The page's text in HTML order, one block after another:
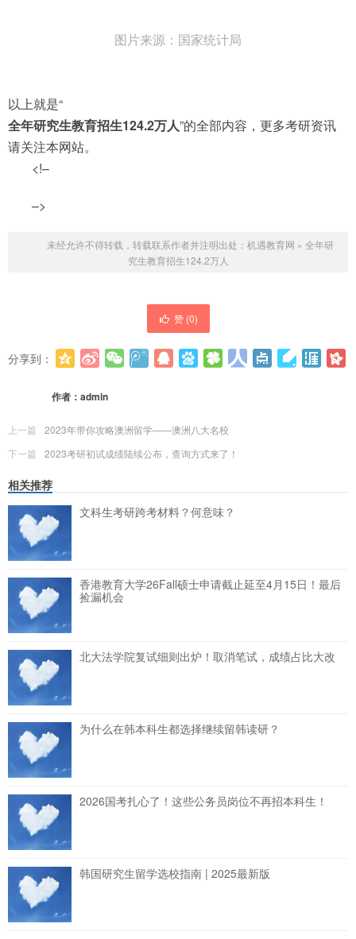
图片来源：国家统计局
以上就是“
全年研究生教育招生124.2万人”的全部内容，更多考研资讯
请关注本网站。
<!–
–>
未经允许不得转载，转载联系作者并注明出处： 机遇教育网 » 全年研
究生教育招生124.2万人
赞 (0)
分享到：
作者： admin
上一篇
2023年带你攻略澳洲留学——澳洲八大名校
下一篇
2023考研初试成绩陆续公布，查询方式来了！
相关推荐
文科生考研跨考材料？何意味？
香港教育大学26Fall硕士申请截止延至4月15日！最后
捡漏机会
北大法学院复试细则出炉！取消笔试，成绩占比大改
为什么在韩本科生都选择继续留韩读研？
2026国考扎心了！这些公务员岗位不再招本科生！
韩国研究生留学选校指南 | 2025最新版